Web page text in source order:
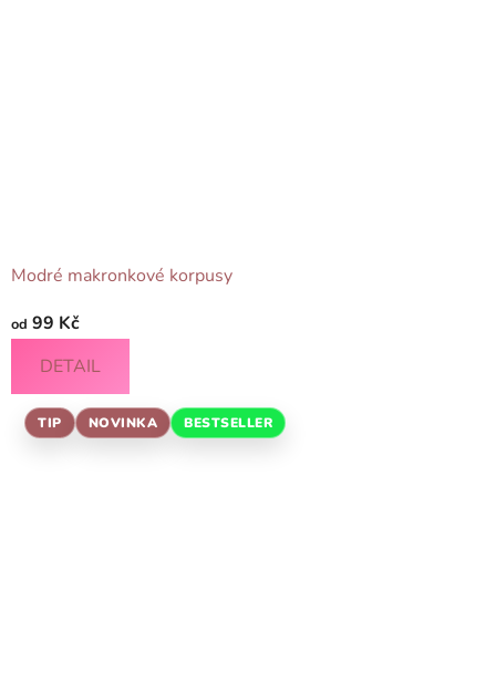
Modré makronkové korpusy
od 99 Kč
DETAIL
TIP NOVINKA BESTSELLER